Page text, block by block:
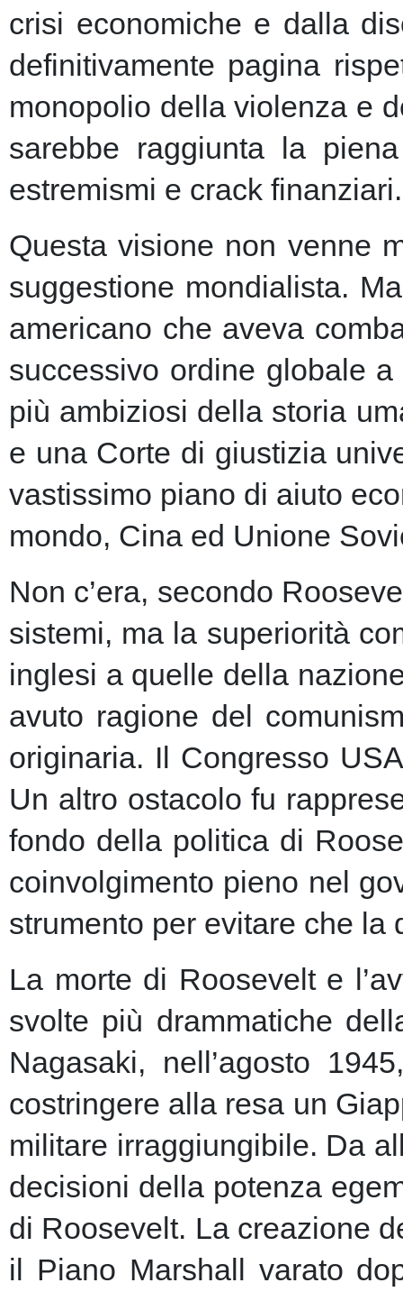
crisi economiche e dalla
definitivamente pagina
monopolio della violenza e
sarebbe raggiunta la
estremismi e crack finanziari.
Questa visione non venne
suggestione mondialista.
americano che aveva
successivo ordine globale
più ambiziosi della storia
e una Corte di giustizia
vastissimo piano di aiuto
mondo, Cina ed Unione
Non c’era, secondo
sistemi, ma la superiorità
inglesi a quelle della
avuto ragione del
originaria. Il Congresso
Un altro ostacolo fu
fondo della politica di
coinvolgimento pieno nel
strumento per evitare che
La morte di Roosevelt e
svolte più drammatiche
Nagasaki, nell’agosto
costringere alla resa un
militare irraggiungibile. Da
decisioni della potenza
di Roosevelt. La creazione
il Piano Marshall varato